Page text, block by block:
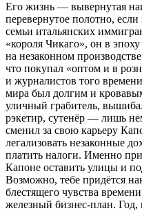
Его жизнь — вывернутая
перевернутое полотно,
семьи итальянских
«короля Чикаго», он в эпоху
на незаконном
что покупал «оптом и в
и журналистов того
мира был долгим и
уличный грабитель,
рэкетир, сутенёр — лишь
сменил за свою карьеру
легализовать незаконные
платить налоги. Именно
Капоне оставить улицы и
Возможно, тебе придётся
блестящего чувства
железный бизнес-план.